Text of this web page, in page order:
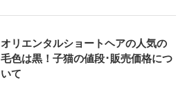
オリエンタルショートヘアの人気の
毛色は黒！子猫の値段･販売価格につ
いて